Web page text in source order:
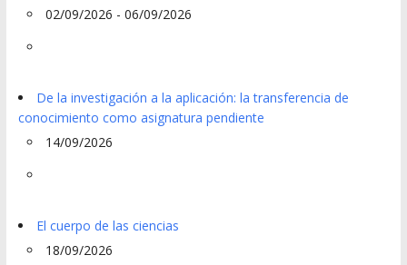
02/09/2026 - 06/09/2026
De la investigación a la aplicación: la transferencia de
conocimiento como asignatura pendiente
14/09/2026
El cuerpo de las ciencias
18/09/2026